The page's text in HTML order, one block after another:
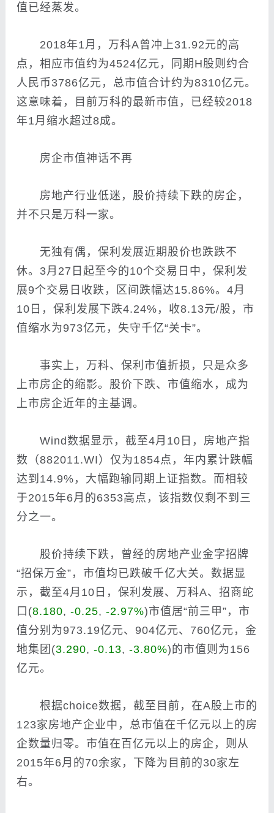
值已经蒸发。
2018年1月，万科A曾冲上31.92元的高
点，相应市值约为4524亿元，同期H股则约合
人民币3786亿元，总市值合计约为8310亿元。
这意味着，目前万科的最新市值，已经较2018
年1月缩水超过8成。
房企市值神话不再
房地产行业低迷，股价持续下跌的房企，
并不只是万科一家。
无独有偶，保利发展近期股价也跌跌不
休。3月27日起至今的10个交易日中，保利发
展9个交易日收跌，区间跌幅达15.86%。4月
10日，保利发展下跌4.24%，收8.13元/股，市
值缩水为973亿元，失守千亿“关卡”。
事实上，万科、保利市值折损，只是众多
上市房企的缩影。股价下跌、市值缩水，成为
上市房企近年的主基调。
Wind数据显示，截至4月10日，房地产指
数（882011.WI）仅为1854点，年内累计跌幅
达到14.9%，大幅跑输同期上证指数。而相较
于2015年6月的6353高点，该指数仅剩不到三
分之一。
股价持续下跌，曾经的房地产业金字招牌
“招保万金”，市值均已跌破千亿大关。数据显
示，截至4月10日，保利发展、万科A、 招商蛇
口 (8.180, -0.25, -2.97%)市值居“前三甲”，市
值分别为973.19亿元、904亿元、760亿元， 金
地集团 (3.290, -0.13, -3.80%)的市值则为156
亿元。
根据choice数据，截至目前，在A股上市的
123家房地产企业中，总市值在千亿元以上的房
企数量归零。市值在百亿元以上的房企，则从
2015年6月的70余家，下降为目前的30家左
右。